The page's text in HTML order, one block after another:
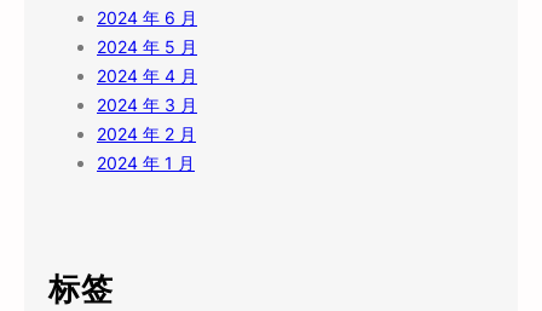
2024 年 6 月
2024 年 5 月
2024 年 4 月
2024 年 3 月
2024 年 2 月
2024 年 1 月
标签